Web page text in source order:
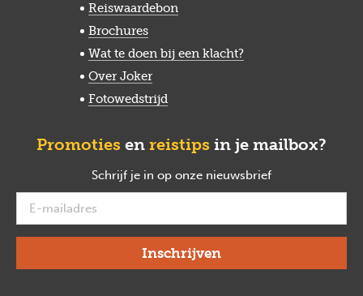
Reiswaardebon
Brochures
Wat te doen bij een klacht?
Over Joker
Fotowedstrijd
Promoties en reistips in je mailbox?
Schrijf je in op onze nieuwsbrief